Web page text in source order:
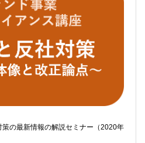
の最新情報の解説セミナー（2020年